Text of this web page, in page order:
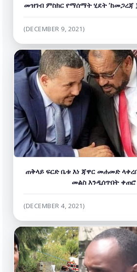
መዝገብ ምስክር የማሰማት ሂደት ‘ከመጋረጃ
(DECEMBER 9, 2021)
ጠቅላይ ፍርድ ቤቱ እነ ጃዋር መሐመድ
መልስ እንዲሰጥበት
(DECEMBER 4, 2021)